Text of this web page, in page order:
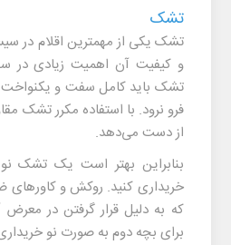
تشک
تشک یکی از مهمترین اقلام
و کیفیت آن اهمیت زیادی در
تشک باید کامل سفت و یکنواخت
فرو نرود. با استفاده مکرر تشک
از دست می‌دهد.
بنابراین بهتر است یک تشک نو
خریداری کنید. روکش و کاورهای
که به دلیل قرار گرفتن در معرض
برای بچه دوم به صورت نو